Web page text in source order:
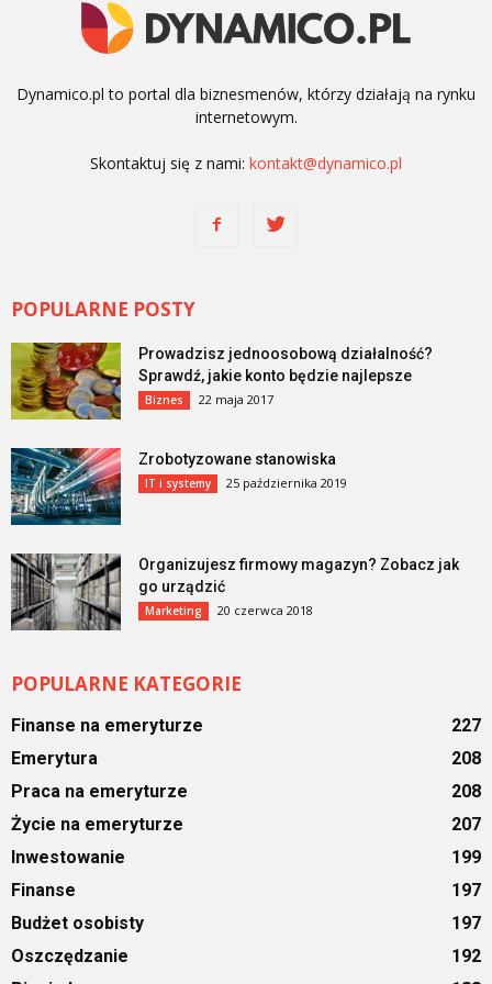
Dynamico.pl to portal dla biznesmenów, którzy działają na rynku
internetowym.
Skontaktuj się z nami: kontakt@dynamico.pl
POPULARNE POSTY
Prowadzisz jednoosobową działalność?
Sprawdź, jakie konto będzie najlepsze
Biznes 22 maja 2017
Zrobotyzowane stanowiska
IT i systemy 25 października 2019
Organizujesz firmowy magazyn? Zobacz jak
go urządzić
Marketing 20 czerwca 2018
POPULARNE KATEGORIE
Finanse na emeryturze
227
Emerytura
208
Praca na emeryturze
208
Życie na emeryturze
207
Inwestowanie
199
Finanse
197
Budżet osobisty
197
Oszczędzanie
192